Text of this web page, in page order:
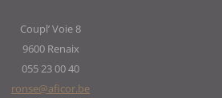
Coupl’ Voie 8
9600 Renaix
055 23 00 40
ronse@aficor.be